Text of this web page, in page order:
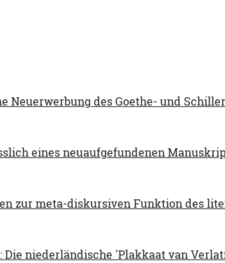
Neuerwerbung des Goethe- und
eines neuaufgefundenen
zur meta-diskursiven Funktion des
niederländische 'Plakkaat van